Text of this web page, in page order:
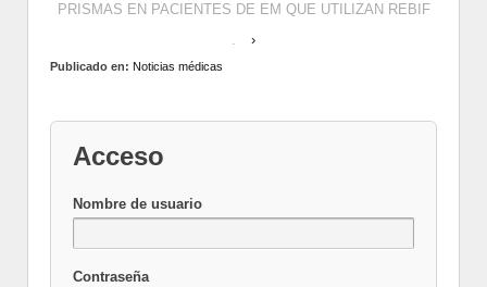
PRISMAS EN PACIENTES DE EM QUE UTILIZAN REBIF
.
›
Publicado en: Noticias médicas
Acceso
Nombre de usuario
Contraseña